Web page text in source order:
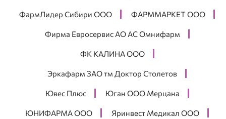
ФармЛидер Сибири ООО ФАРММАРКЕТ ООО
Фирма Евросервис АО АС Омнифарм
ФК КАЛИНА ООО
Эркафарм ЗАО тм Доктор Столетов
Ювес Плюс Юган ООО Мерцана
ЮНИФАРМА ООО Яринвест Медикал ООО